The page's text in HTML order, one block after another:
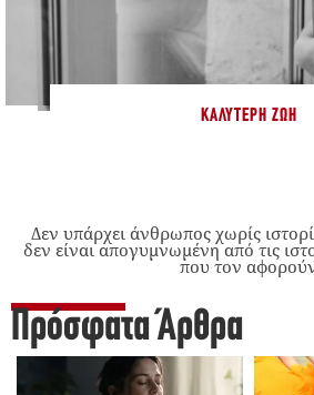
ΚΑΛΎΤΕΡΗ ΖΩΉ
Δεν υπάρχει άνθρωπος χωρίς
δεν είναι απογυμνωμένη από τις
που τον
Πρόσφατα Άρθρα